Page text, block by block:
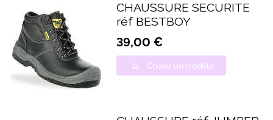
CHAUSSURE SECURITE
réf BESTBOY
39,00 €
Choisir un modèle